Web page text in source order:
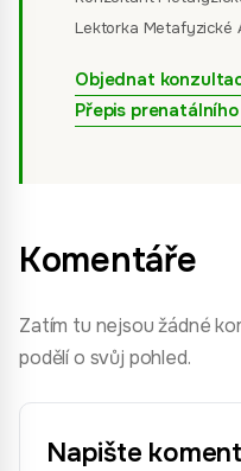
Lektorka Metafyzické
Objednat
Přepis
Komentáře
Zatím tu nejsou žádné
podělí o svůj pohled.
Napište